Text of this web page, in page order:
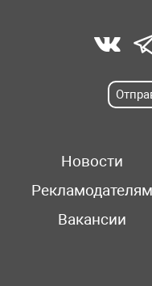
Новости
Рекламодателям
Вакансии